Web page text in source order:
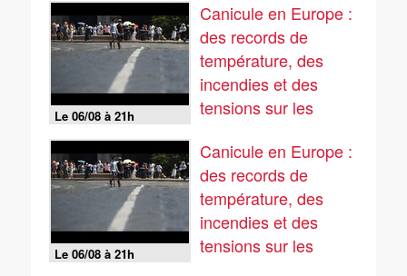
Le 06/08 à 21h
Canicule en Europe :
des records de
température, des
incendies et des
tensions sur les
Le 06/08 à 21h
Canicule en Europe :
des records de
température, des
incendies et des
tensions sur les